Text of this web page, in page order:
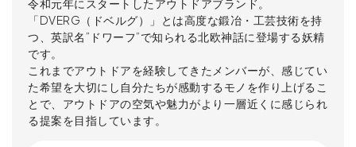
令和元年にスタートしたアウトドアブランド。
「DVERG（ドベルグ）」とは高度な鍛冶・工芸技術を持
つ、英訳名”ドワーフ”で知られる北欧神話に登場する妖精
です。
これまでアウトドアを経験してきたメンバーが、感じてい
た希望を大切にし自分たちが感動するモノを作り上げるこ
とで、アウトドアの空気や魅力がより一層近くに感じられ
る提案を目指しています。